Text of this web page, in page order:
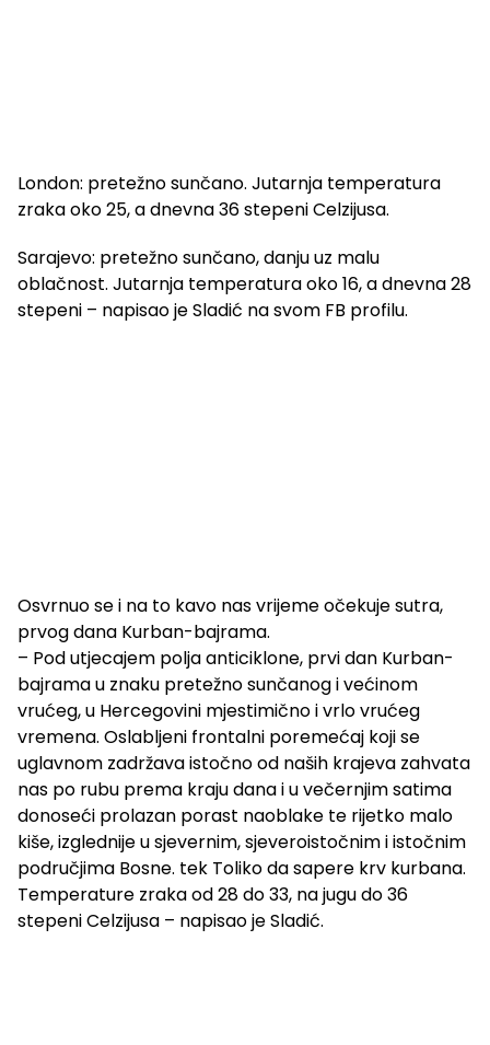
London: pretežno sunčano. Jutarnja temperatura
zraka oko 25, a dnevna 36 stepeni Celzijusa.
Sarajevo: pretežno sunčano, danju uz malu
oblačnost. Jutarnja temperatura oko 16, a dnevna 28
stepeni – napisao je Sladić na svom FB profilu.
Osvrnuo se i na to kavo nas vrijeme očekuje sutra,
prvog dana Kurban-bajrama.
– Pod utjecajem polja anticiklone, prvi dan Kurban-
bajrama u znaku pretežno sunčanog i većinom
vrućeg, u Hercegovini mjestimično i vrlo vrućeg
vremena. Oslabljeni frontalni poremećaj koji se
uglavnom zadržava istočno od naših krajeva zahvata
nas po rubu prema kraju dana i u večernjim satima
donoseći prolazan porast naoblake te rijetko malo
kiše, izglednije u sjevernim, sjeveroistočnim i istočnim
područjima Bosne. tek Toliko da sapere krv kurbana.
Temperature zraka od 28 do 33, na jugu do 36
stepeni Celzijusa – napisao je Sladić.